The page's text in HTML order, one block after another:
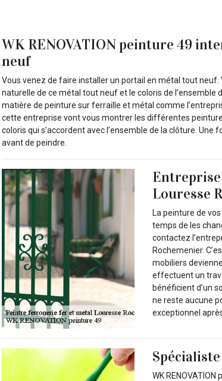
WK RENOVATION peinture 49
neuf
Vous venez de faire installer un portail en métal tout
naturelle de ce métal tout neuf et le coloris de
matière de peinture sur ferraille et métal comme
cette entreprise vont vous montrer les différentes
coloris qui s’accordent avec l’ensemble de la clôture.
avant de peindre.
Louresse
La peinture de
temps de les
contactez
Rochemenier.
mobiliers
effectuent un
bénéficient d’un
ne reste aucune
exceptionnel
WK